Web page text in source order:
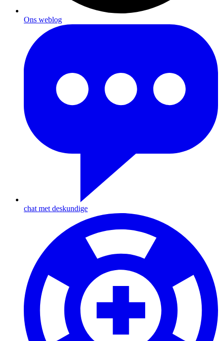
Ons weblog
chat met deskundige